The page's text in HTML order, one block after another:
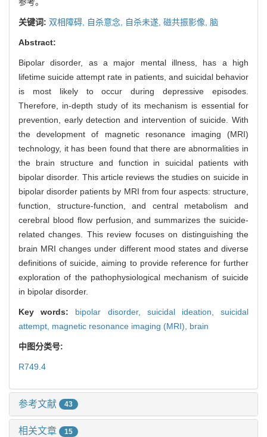
关键词: 双相障碍, 自杀意念, 自杀未遂, 磁共振影像, 脑
Abstract:
Bipolar disorder, as a major mental illness, has a high
lifetime suicide attempt rate in patients, and suicidal behavior
is most likely to occur during depressive episodes.
Therefore, in-depth study of its mechanism is essential for
prevention, early detection and intervention of suicide. With
the development of magnetic resonance imaging (MRI)
technology, it has been found that there are abnormalities in
the brain structure and function in suicidal patients with
bipolar disorder. This article reviews the studies on suicide in
bipolar disorder patients by MRI from four aspects: structure,
function, structure-function, and central metabolism and
cerebral blood flow perfusion, and summarizes the suicide-
related changes. This review focuses on distinguishing the
brain MRI changes under different mood states and diverse
definitions of suicide, aiming to provide reference for further
exploration of the pathophysiological mechanism of suicide
in bipolar disorder.
Key words: bipolar disorder, suicidal ideation,suicidal
attempt, magnetic resonance imaging (MRI), brain
中图分类号:
R749.4
参考文献 43
相关文章 15